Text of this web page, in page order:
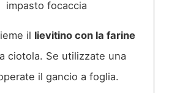
il lievitino con la farine
ciotola. Se utilizzate una
il gancio a foglia.